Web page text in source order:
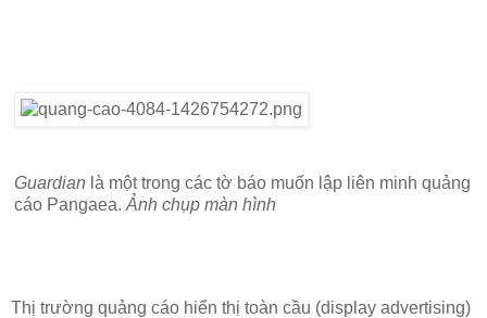
Guardian là một trong các tờ báo muốn lập liên minh quảng
cáo Pangaea. Ảnh chụp màn hình
Thị trường quảng cáo hiển thị toàn cầu (display advertising)